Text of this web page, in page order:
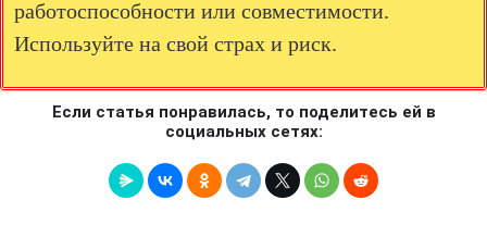
работоспособности или совместимости.
Используйте на свой страх и риск.
Если статья понравилась, то поделитесь ей в
социальных сетях: